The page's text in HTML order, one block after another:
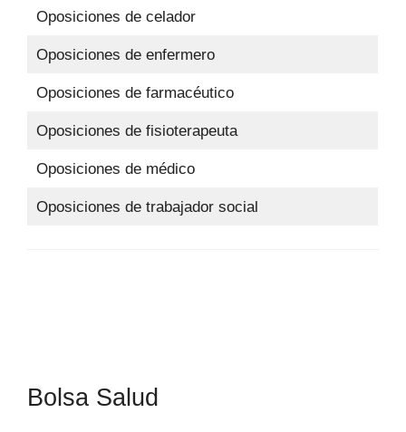
Oposiciones de celador
Oposiciones de enfermero
Oposiciones de farmacéutico
Oposiciones de fisioterapeuta
Oposiciones de médico
Oposiciones de trabajador social
Bolsa Salud